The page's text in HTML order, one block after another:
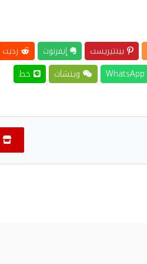
بينتيريست إيفرنوت رديت
ويتشات خط